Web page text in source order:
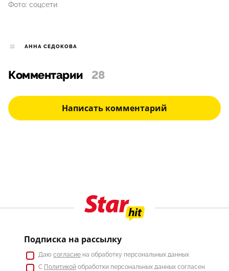
Фото: соцсети
АННА СЕДОКОВА
Комментарии 28
Написать комментарий
Подписка на рассылку
Даю согласие на обработку персональных данных
С Политикой обработки персональных данных согласен